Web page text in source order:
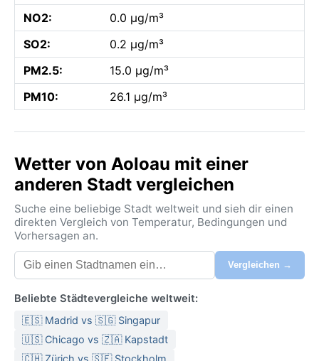
NO2:
0.0 µg/m³
SO2:
0.2 µg/m³
PM2.5:
15.0 µg/m³
PM10:
26.1 µg/m³
Wetter von Aoloau mit einer
anderen Stadt vergleichen
Suche eine beliebige Stadt weltweit und sieh dir einen
direkten Vergleich von Temperatur, Bedingungen und
Vorhersagen an.
Vergleichen →
Beliebte Städtevergleiche weltweit:
🇪🇸 Madrid vs 🇸🇬 Singapur
🇺🇸 Chicago vs 🇿🇦 Kapstadt
🇨🇭 Zürich vs 🇸🇪 Stockholm